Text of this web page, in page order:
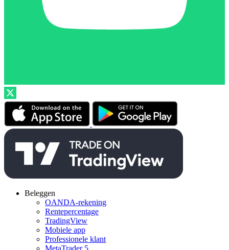
Beleggen
OANDA-rekening
Rentepercentage
TradingView
Mobiele app
Professionele klant
MetaTrader 5